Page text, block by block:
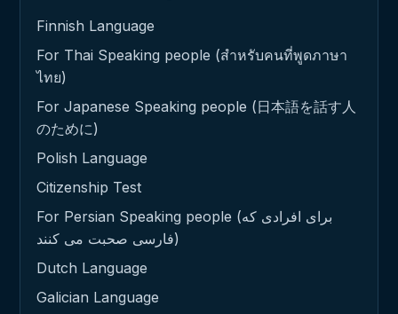
Finnish Language
For Thai Speaking people (สำหรับคนที่พูดภาษา
ไทย)
For Japanese Speaking people (日本語を話す人
のために)
Polish Language
Citizenship Test
For Persian Speaking people (برای افرادی که
فارسی صحبت می کنند)
Dutch Language
Galician Language